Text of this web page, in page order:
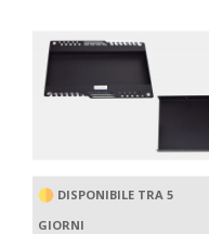
DISPONIBILE TRA 5
GIORNI